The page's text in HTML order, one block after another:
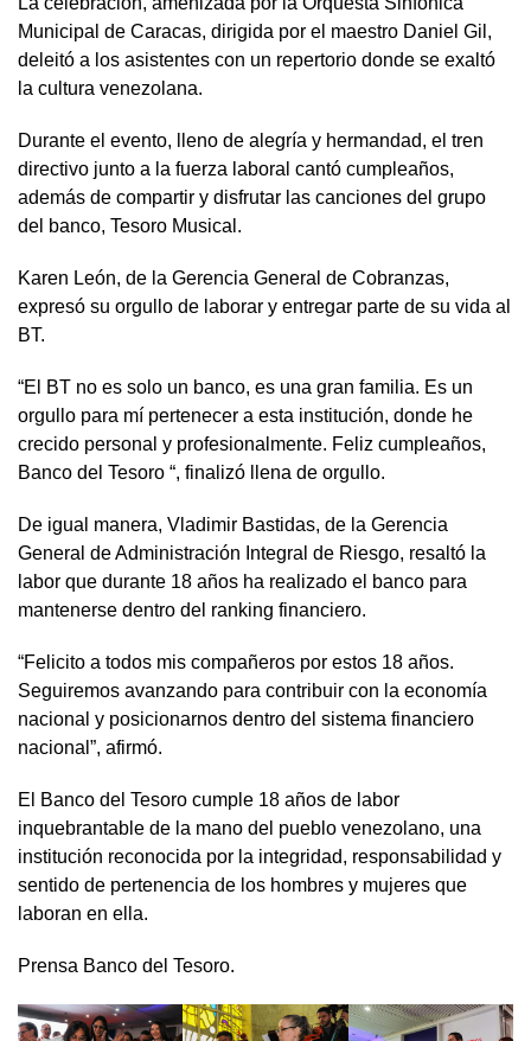
Municipal de Caracas, dirigida por el maestro Daniel Gil,
deleitó a los asistentes con un repertorio donde se exaltó
la cultura venezolana.
Durante el evento, lleno de alegría y hermandad, el tren
directivo junto a la fuerza laboral cantó cumpleaños,
además de compartir y disfrutar las canciones del grupo
del banco, Tesoro Musical.
Karen León, de la Gerencia General de Cobranzas,
expresó su orgullo de laborar y entregar parte de su vida al
BT.
“El BT no es solo un banco, es una gran familia. Es un
orgullo para mí pertenecer a esta institución, donde he
crecido personal y profesionalmente. Feliz cumpleaños,
Banco del Tesoro “, finalizó llena de orgullo.
De igual manera, Vladimir Bastidas, de la Gerencia
General de Administración Integral de Riesgo, resaltó la
labor que durante 18 años ha realizado el banco para
mantenerse dentro del ranking financiero.
“Felicito a todos mis compañeros por estos 18 años.
Seguiremos avanzando para contribuir con la economía
nacional y posicionarnos dentro del sistema financiero
nacional”, afirmó.
El Banco del Tesoro cumple 18 años de labor
inquebrantable de la mano del pueblo venezolano, una
institución reconocida por la integridad, responsabilidad y
sentido de pertenencia de los hombres y mujeres que
laboran en ella.
Prensa Banco del Tesoro.